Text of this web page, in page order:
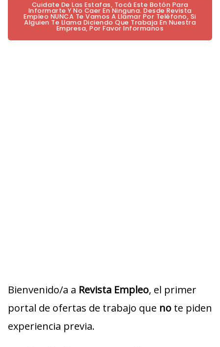
Cuidate De Las Estafas, Tocá Este Botón Para
Informarte Y No Caer En Ninguna. Desde Revista
Empleo NUNCA Te Vamos A Llamar Por Teléfono, Si
Alguien Te Llama Diciendo Que Trabaja En Nuestra
Empresa, Por Favor Informanos
Bienvenido/a a Revista Empleo, el primer
portal de ofertas de trabajo que no te piden
experiencia previa.